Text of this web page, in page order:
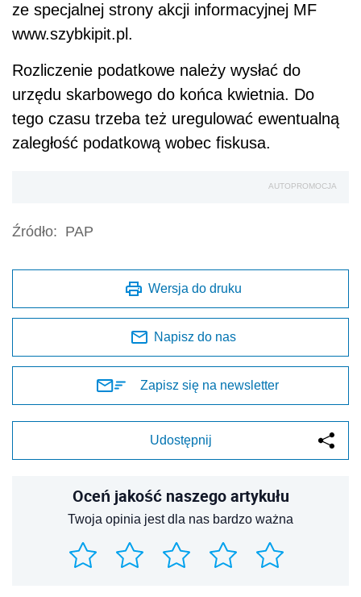
ze specjalnej strony akcji informacyjnej MF
www.szybkipit.pl.
Rozliczenie podatkowe należy wysłać do
urzędu skarbowego do końca kwietnia. Do
tego czasu trzeba też uregulować ewentualną
zaległość podatkową wobec fiskusa.
AUTOPROMOCJA
Źródło: PAP
Wersja do druku
Napisz do nas
Zapisz się na newsletter
Udostępnij
Oceń jakość naszego artykułu
Twoja opinia jest dla nas bardzo ważna